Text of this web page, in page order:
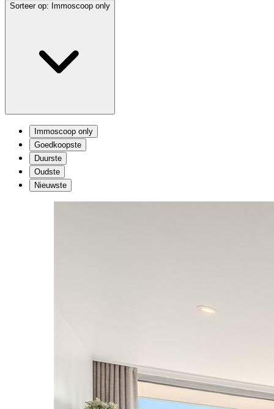
Sorteer op: Immoscoop only
Immoscoop only
Goedkoopste
Duurste
Oudste
Nieuwste